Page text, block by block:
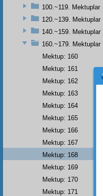
100.~119. Mektuplar
120.~139. Mektuplar
140.~159. Mektuplar
160.~179. Mektuplar
Mektup: 160
Mektup: 161
Mektup: 162
Mektup: 163
Mektup: 164
Mektup: 165
Mektup: 166
Mektup: 167
Mektup: 168
Mektup: 169
Mektup: 170
Mektup: 171